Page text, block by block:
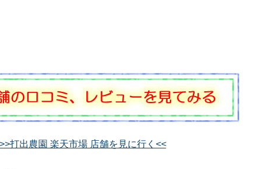
>>打出農園 楽天市場 店舗を見に行く<<